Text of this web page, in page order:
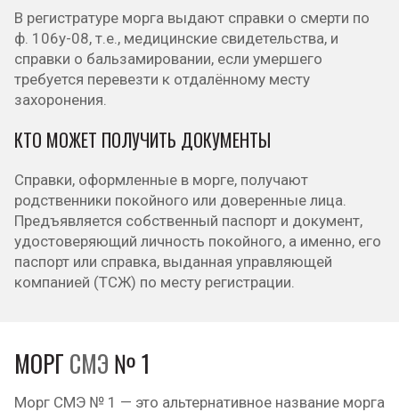
В регистратуре морга выдают справки о смерти по
ф. 106у-08, т.е., медицинские свидетельства, и
справки о бальзамировании, если умершего
требуется перевезти к отдалённому месту
захоронения.
КТО МОЖЕТ ПОЛУЧИТЬ ДОКУМЕНТЫ
Справки, оформленные в морге, получают
родственники покойного или доверенные лица.
Предъявляется собственный паспорт и документ,
удостоверяющий личность покойного, а именно, его
паспорт или справка, выданная управляющей
компанией (ТСЖ) по месту регистрации.
МОРГ СМЭ № 1
Морг СМЭ № 1 — это альтернативное название морга